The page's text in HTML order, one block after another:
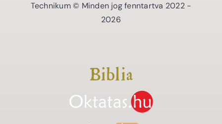
Technikum © Minden jog fenntartva 2022 -
2026